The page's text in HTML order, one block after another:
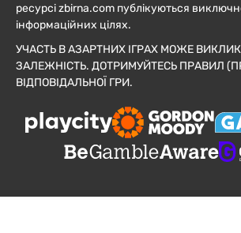
ресурсі zbirna.com публікуються
інформаційних цілях.
УЧАСТЬ В АЗАРТНИХ ІГРАХ МОЖЕ
ЗАЛЕЖНІСТЬ. ДОТРИМУЙТЕСЬ ПРАВИЛ
ВІДПОВІДАЛЬНОЇ ГРИ.